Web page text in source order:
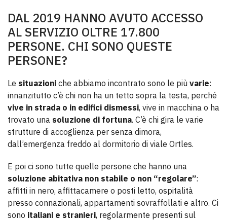
DAL 2019 HANNO AVUTO ACCESSO
AL SERVIZIO OLTRE 17.800
PERSONE. CHI SONO QUESTE
PERSONE?
Le situazioni che abbiamo incontrato sono le più varie:
innanzitutto c’è chi non ha un tetto sopra la testa, perché
vive in strada o in edifici dismessi, vive in macchina o ha
trovato una soluzione di fortuna. C’è chi gira le varie
strutture di accoglienza per senza dimora,
dall’emergenza freddo al dormitorio di viale Ortles.
E poi ci sono tutte quelle persone che hanno una
soluzione abitativa non stabile o non “regolare”:
affitti in nero, affittacamere o posti letto, ospitalità
presso connazionali, appartamenti sovraffollati e altro. Ci
sono italiani e stranieri, regolarmente presenti sul